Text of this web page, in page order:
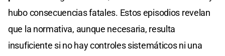
hubo consecuencias fatales. Estos episodios revelan
que la normativa, aunque necesaria, resulta
insuficiente si no hay controles sistemáticos ni una